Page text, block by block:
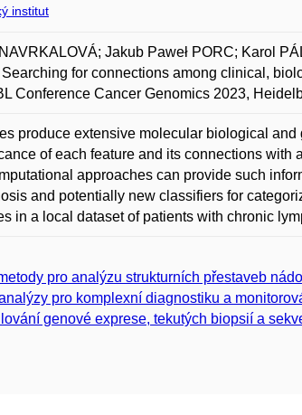
institut
Jakub Paweł PORC; Karol
for connections among clinical,
Conference Cancer Genomics 2023,
produce extensive molecular biological
of each feature and its connections with
approaches can provide such
and potentially new classifiers for
in a local dataset of patients with chronic
pro analýzu strukturních přestaveb
pro komplexní diagnostiku a
genové exprese, tekutých biopsií a